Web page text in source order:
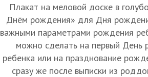
Плакат на меловой доске в
Днём рождения» для Дня
важными параметрами рождения
можно сделать на первый День
ребенка или на празднование
сразу же после выписки из